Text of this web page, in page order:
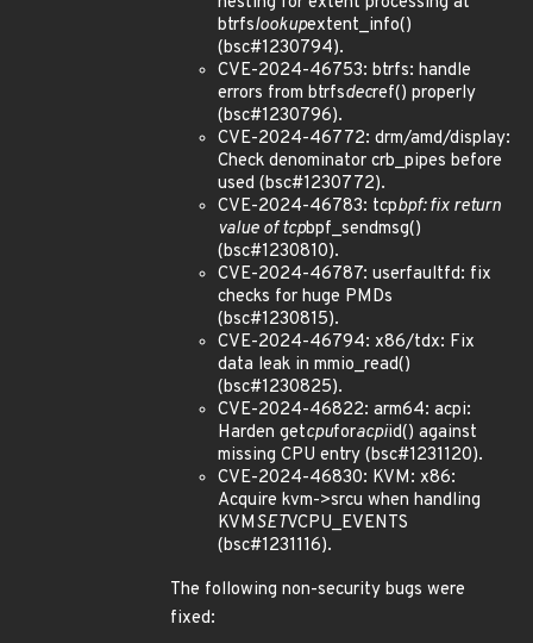
btrfslookupextent_info()
(bsc#1230794).
CVE-2024-46753: btrfs: handle
errors from btrfsdecref() properly
(bsc#1230796).
CVE-2024-46772: drm/amd/display:
Check denominator crb_pipes before
used (bsc#1230772).
CVE-2024-46783: tcpbpf: fix return
value of tcpbpf_sendmsg()
(bsc#1230810).
CVE-2024-46787: userfaultfd: fix
checks for huge PMDs
(bsc#1230815).
CVE-2024-46794: x86/tdx: Fix
data leak in mmio_read()
(bsc#1230825).
CVE-2024-46822: arm64: acpi:
Harden getcpuforacpiid() against
missing CPU entry (bsc#1231120).
CVE-2024-46830: KVM: x86:
Acquire kvm->srcu when handling
KVMSETVCPU_EVENTS
(bsc#1231116).
The following non-security bugs were
fixed: